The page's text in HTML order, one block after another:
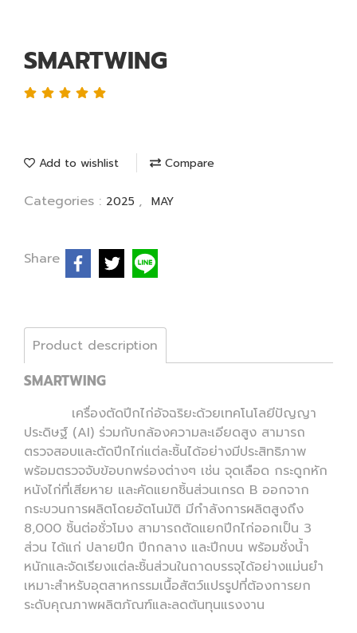
SMARTWING
Add to wishlist Compare
Categories : 2025 , MAY
Share
Product description
SMARTWING
เครื่องตัดปีกไก่อัจฉริยะด้วยเทคโนโลยีปัญญา
ประดิษฐ์ (AI) ร่วมกับกล้องความละเอียดสูง สามารถ
ตรวจสอบและตัดปีกไก่แต่ละชิ้นได้อย่างมีประสิทธิภาพ
พร้อมตรวจจับข้อบกพร่องต่างๆ เช่น จุดเลือด กระดูกหัก
หนังไก่ที่เสียหาย และคัดแยกชิ้นส่วนเกรด B ออกจาก
กระบวนการผลิตโดยอัตโนมัติ มีกำลังการผลิตสูงถึง
8,000 ชิ้นต่อชั่วโมง สามารถตัดแยกปีกไก่ออกเป็น 3
ส่วน ได้แก่ ปลายปีก ปีกกลาง และปีกบน พร้อมชั่งน้ำ
หนักและจัดเรียงแต่ละชิ้นส่วนในถาดบรรจุได้อย่างแม่นยำ
เหมาะสำหรับอุตสาหกรรมเนื้อสัตว์แปรรูปที่ต้องการยก
ระดับคุณภาพผลิตภัณฑ์และลดต้นทุนแรงงาน